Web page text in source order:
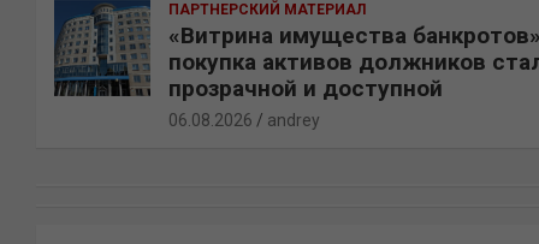
ПАРТНЕРСКИЙ МАТЕРИАЛ
«Витрина имущества
покупка активов должников
прозрачной и доступной
06.08.2026 andrey